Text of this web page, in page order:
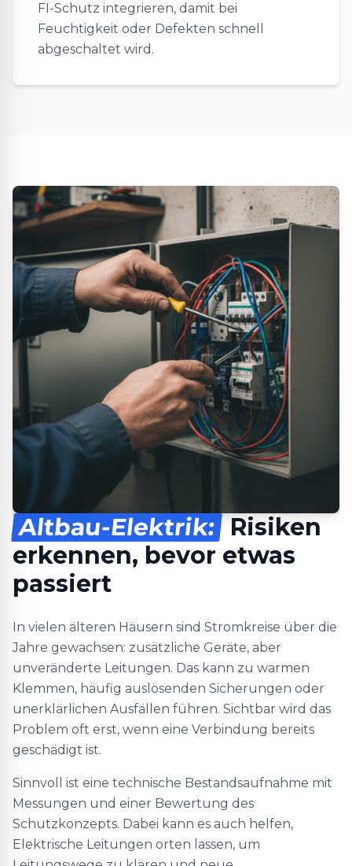
FI-Schutz integrieren, damit bei
Feuchtigkeit oder Defekten schnell
abgeschaltet wird.
Altbau-Elektrik: Risiken
erkennen, bevor etwas
passiert
In vielen älteren Häusern sind Stromkreise über die
Jahre gewachsen: zusätzliche Geräte, aber
unveränderte Leitungen. Das kann zu warmen
Klemmen, häufig auslösenden Sicherungen oder
unerklärlichen Ausfällen führen. Sichtbar wird das
Problem oft erst, wenn eine Verbindung bereits
geschädigt ist.
Sinnvoll ist eine technische Bestandsaufnahme mit
Messungen und einer Bewertung des
Schutzkonzepts. Dabei kann es auch helfen,
Elektrische Leitungen orten lassen, um